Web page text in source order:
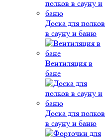
Доска для полков
в сауну и баню
Вентиляция в
бане
Доска для полков
в сауну и баню